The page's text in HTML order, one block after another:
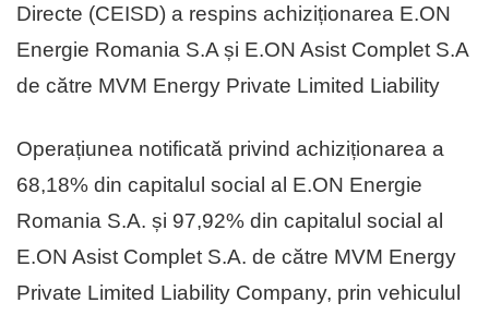
Directe (CEISD) a respins achiziționarea E.ON
Energie Romania S.A și E.ON Asist Complet S.A
de către MVM Energy Private Limited Liability
Operațiunea notificată privind achiziționarea a
68,18% din capitalul social al E.ON Energie
Romania S.A. și 97,92% din capitalul social al
E.ON Asist Complet S.A. de către MVM Energy
Private Limited Liability Company, prin vehiculul